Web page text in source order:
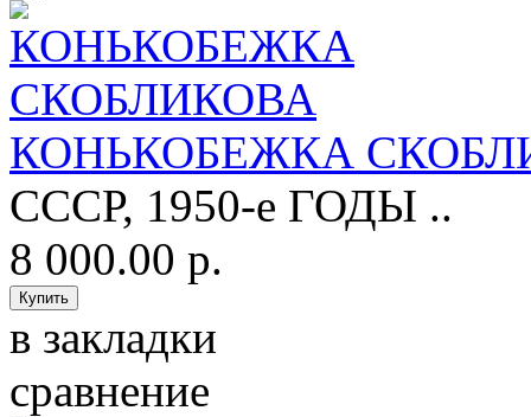
КОНЬКОБЕЖКА
СССР, 1950-е ГОДЫ ..
8 000.00 р.
в закладки
сравнение